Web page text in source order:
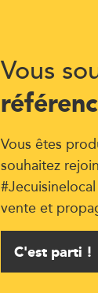
Vous
Vous êtes
souhaitez
vente et
C'est parti !